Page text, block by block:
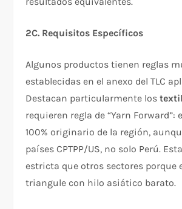
2C. Requisitos Específicos
Algunos productos tienen reglas
establecidas en el anexo del TLC
Destacan particularmente los
requieren regla de “Yarn Forward”:
100% originario de la región,
países CPTPP/US, no solo Perú.
estricta que otros sectores porque
triangule con hilo asiático barato.​